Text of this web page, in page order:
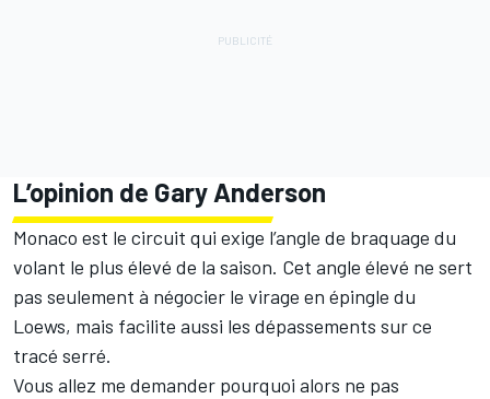
L’opinion de Gary Anderson
Monaco est le circuit qui exige l’angle de braquage du
volant le plus élevé de la saison. Cet angle élevé ne sert
pas seulement à négocier le virage en épingle du
Loews, mais facilite aussi les dépassements sur ce
tracé serré.
Vous allez me demander pourquoi alors ne pas